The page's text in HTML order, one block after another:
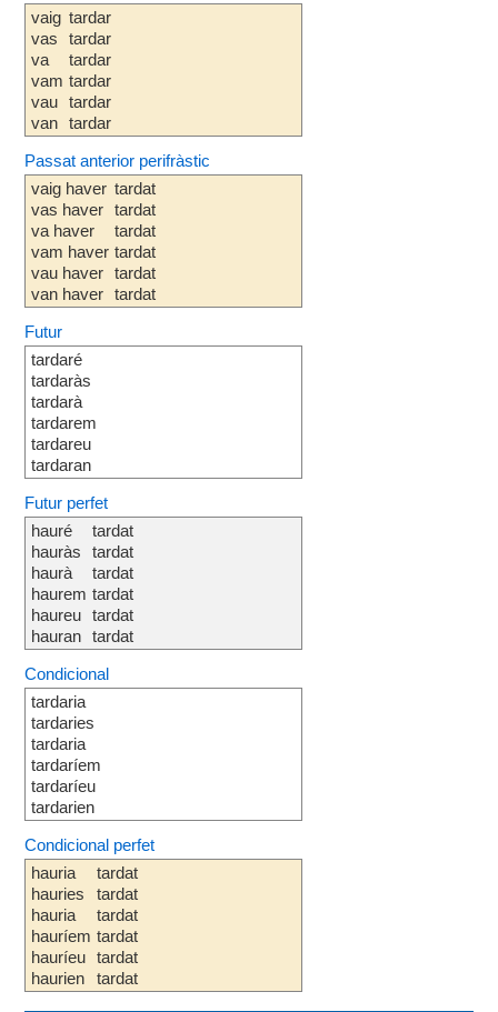
vaig
vas
va
vam
vau
van
tardar
tardar
tardar
tardar
tardar
tardar
Passat anterior perifràstic
vaig haver
vas haver
va haver
vam haver
vau haver
van haver
tardat
tardat
tardat
tardat
tardat
tardat
Futur
tardaré
tardaràs
tardarà
tardarem
tardareu
tardaran
Futur perfet
hauré
hauràs
haurà
haurem
haureu
hauran
tardat
tardat
tardat
tardat
tardat
tardat
Condicional
tardaria
tardaries
tardaria
tardaríem
tardaríeu
tardarien
Condicional perfet
hauria
hauries
hauria
hauríem
hauríeu
haurien
tardat
tardat
tardat
tardat
tardat
tardat